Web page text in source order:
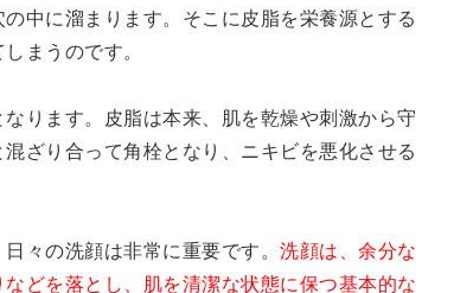
中に溜まります。そこに皮脂を栄養源とする
まうのです。
ります。皮脂は本来、肌を乾燥や刺激から守
ざり合って角栓となり、ニキビを悪化させる
々の洗顔は非常に重要です。 洗顔は、余分な
どを落とし、肌を清潔な状態に保つ基本的な